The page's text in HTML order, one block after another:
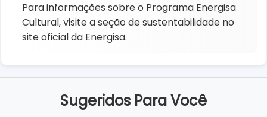
Para informações sobre o Programa Energisa
Cultural, visite a seção de sustentabilidade no
site oficial da Energisa.
Sugeridos Para Você